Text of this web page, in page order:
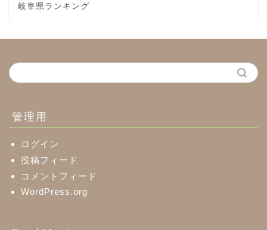
岐阜県ランキング
管理用
ログイン
投稿フィード
コメントフィード
WordPress.org